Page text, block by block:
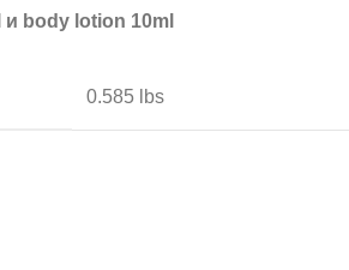
и body lotion 10ml
0.585 lbs